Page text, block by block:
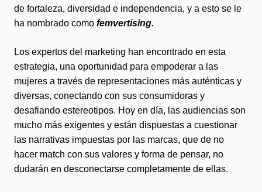
de fortaleza, diversidad e independencia, y a esto se le
ha nombrado como femvertising.
Los expertos del marketing han encontrado en esta
estrategia, una oportunidad para empoderar a las
mujeres a través de representaciones más auténticas y
diversas, conectando con sus consumidoras y
desafiando estereotipos. Hoy en día, las audiencias son
mucho más exigentes y están dispuestas a cuestionar
las narrativas impuestas por las marcas, que de no
hacer match con sus valores y forma de pensar, no
dudarán en desconectarse completamente de ellas.